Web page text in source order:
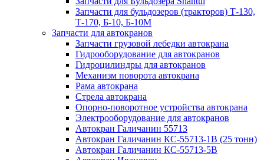
Запчасти для бульдозеров (тракторов) Т-130,
Т-170, Б-10, Б-10М
Запчасти для автокранов
Запчасти грузовой лебедки автокрана
Гидрооборудование для автокранов
Гидроцилиндры для автокранов
Механизм поворота автокрана
Рама автокрана
Стрела автокрана
Опорно-поворотное устройства автокрана
Электрооборудование для автокранов
Автокран Галичанин 55713
Автокран Галичанин КС-55713-1В (25 тонн)
Автокран Галичанин КС-55713-5В